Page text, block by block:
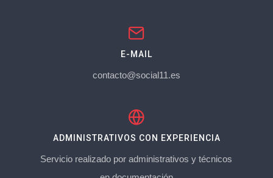
E-MAIL
contacto@social11.es
ADMINISTRATIVOS CON EXPERIENCIA
Servicio realizado por administrativos y técnicos